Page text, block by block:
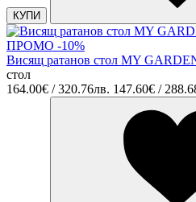
КУПИ
ПРОМО -10%
Висящ ратанов стол MY
стол
164.00€ / 320.76лв. 147.60€ /